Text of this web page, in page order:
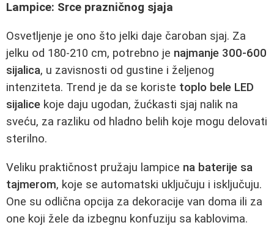
Lampice: Srce prazničnog sjaja
Osvetljenje je ono što jelki daje čaroban sjaj. Za
jelku od 180-210 cm, potrebno je najmanje 300-600
sijalica, u zavisnosti od gustine i željenog
intenziteta. Trend je da se koriste toplo bele LED
sijalice koje daju ugodan, žućkasti sjaj nalik na
sveću, za razliku od hladno belih koje mogu delovati
sterilno.
Veliku praktičnost pružaju lampice na baterije sa
tajmerom, koje se automatski uključuju i isključuju.
One su odlična opcija za dekoracije van doma ili za
one koji žele da izbegnu konfuziju sa kablovima.